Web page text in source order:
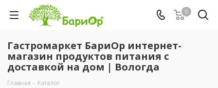
0
Гастромаркет БариОр интернет-
магазин продуктов питания с
доставкой на дом | Вологда
Главная - Каталог